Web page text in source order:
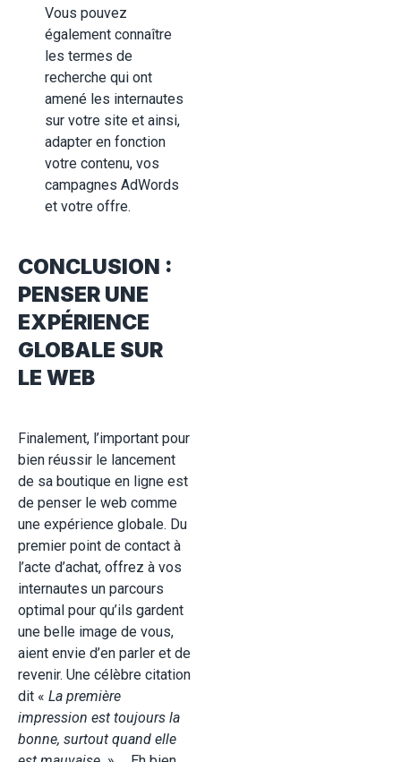
Vous pouvez
également connaître
les termes de
recherche qui ont
amené les internautes
sur votre site et ainsi,
adapter en fonction
votre contenu, vos
campagnes AdWords
et votre offre.
CONCLUSION :
PENSER UNE
EXPÉRIENCE
GLOBALE SUR
LE WEB
Finalement, l’important pour
bien réussir le lancement
de sa boutique en ligne est
de penser le web comme
une expérience globale. Du
premier point de contact à
l’acte d’achat, offrez à vos
internautes un parcours
optimal pour qu’ils gardent
une belle image de vous,
aient envie d’en parler et de
revenir. Une célèbre citation
dit « La première
impression est toujours la
bonne, surtout quand elle